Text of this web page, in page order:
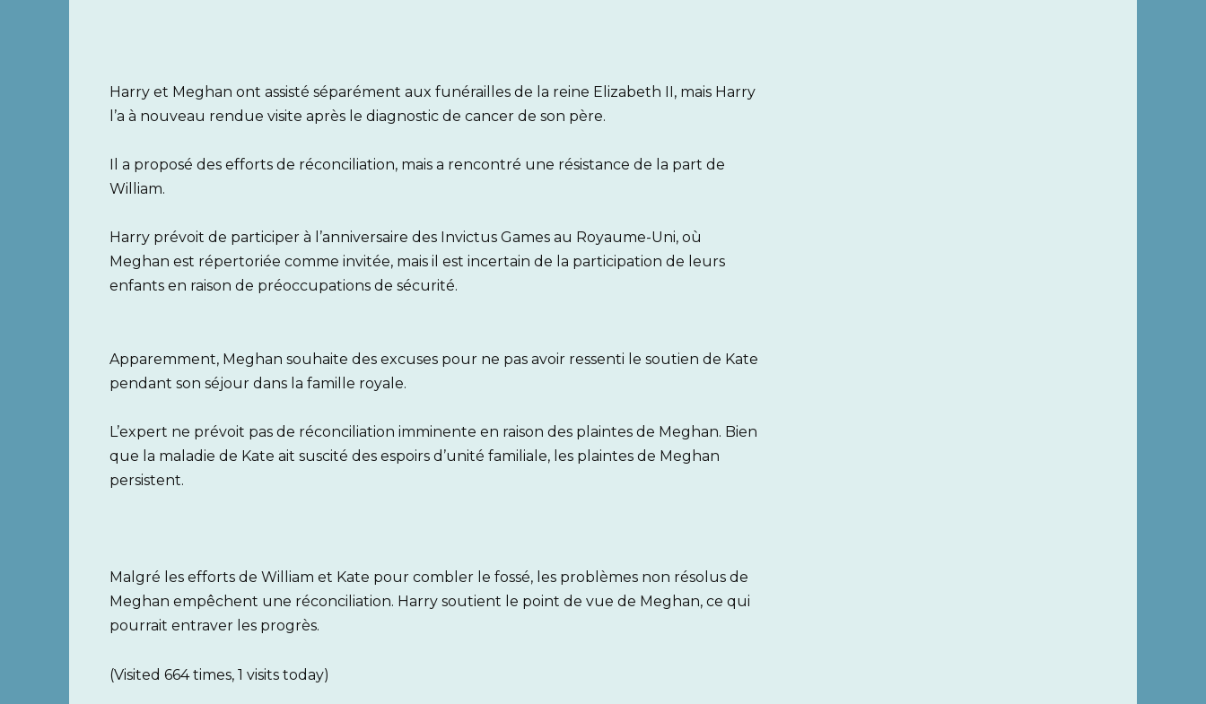
Harry et Meghan ont assisté séparément aux funérailles de la reine Elizabeth II, mais Harry
l’a à nouveau rendue visite après le diagnostic de cancer de son père.
Il a proposé des efforts de réconciliation, mais a rencontré une résistance de la part de
William.
Harry prévoit de participer à l’anniversaire des Invictus Games au Royaume-Uni, où
Meghan est répertoriée comme invitée, mais il est incertain de la participation de leurs
enfants en raison de préoccupations de sécurité.
Apparemment, Meghan souhaite des excuses pour ne pas avoir ressenti le soutien de Kate
pendant son séjour dans la famille royale.
L’expert ne prévoit pas de réconciliation imminente en raison des plaintes de Meghan. Bien
que la maladie de Kate ait suscité des espoirs d’unité familiale, les plaintes de Meghan
persistent.
Malgré les efforts de William et Kate pour combler le fossé, les problèmes non résolus de
Meghan empêchent une réconciliation. Harry soutient le point de vue de Meghan, ce qui
pourrait entraver les progrès.
(Visited 664 times, 1 visits today)